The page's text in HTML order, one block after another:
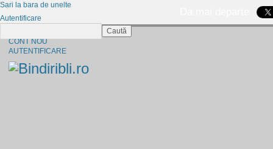
CONT NOU
AUTENTIFICARE
Sari la bara de unelte
Autentificare
Caută